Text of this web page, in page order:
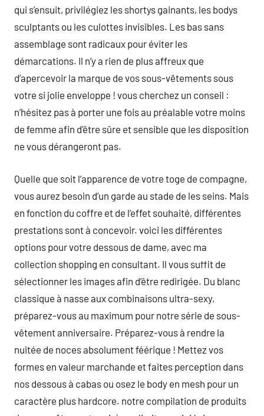
qui s’ensuit, privilégiez les shortys gainants, les bodys
sculptants ou les culottes invisibles. Les bas sans
assemblage sont radicaux pour éviter les
démarcations. Il n’y a rien de plus affreux que
d’apercevoir la marque de vos sous-vêtements sous
votre si jolie enveloppe ! vous cherchez un conseil :
n’hésitez pas à porter une fois au préalable votre moins
de femme afin d’être sûre et sensible que les disposition
ne vous dérangeront pas.
Quelle que soit l’apparence de votre toge de compagne,
vous aurez besoin d’un garde au stade de les seins. Mais
en fonction du coffre et de l’effet souhaité, différentes
prestations sont à concevoir. voici les différentes
options pour votre dessous de dame, avec ma
collection shopping en consultant. Il vous suffit de
sélectionner les images afin d’être redirigée. Du blanc
classique à nasse aux combinaisons ultra-sexy,
préparez-vous au maximum pour notre série de sous-
vêtement anniversaire. Préparez-vous à rendre la
nuitée de noces absolument féérique ! Mettez vos
formes en valeur marchande et faites perception dans
nos dessous à cabas ou osez le body en mesh pour un
caractère plus hardcore. notre compilation de produits